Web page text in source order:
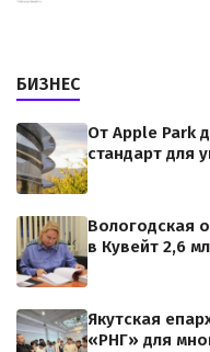
БИЗНЕС
От Apple Park
стандарт для
Вологодская
в Кувейт 2,6
Якутская
«РНГ» для